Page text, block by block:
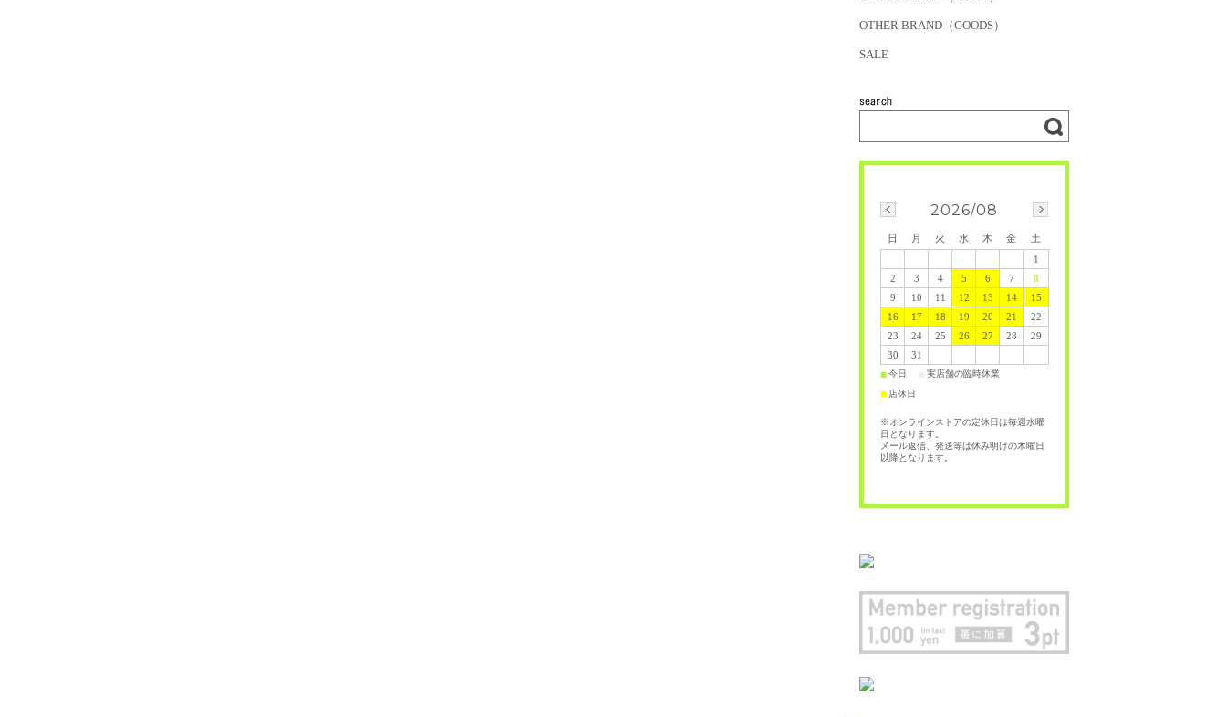
OTHER BRAND（GOODS）
SALE
2026/08
日 月 火 水 木 金
土
1
2
3 4 5 6 7
8
9
10 11 12 13 14
15
16
17 18 19 20 21
22
23
24 25 26 27 28
29
30
31
■今日 実店舗の臨時休業
■ 店休日
※オンラインストアの定休日は毎週水曜
日となります。
メール返信、発送等は休み明けの木曜日
以降となります。